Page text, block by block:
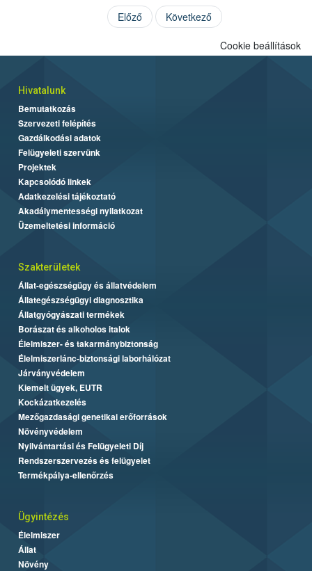
Előző Következő
Cookie beállítások
Hivatalunk
Bemutatkozás
Szervezeti felépítés
Gazdálkodási adatok
Felügyeleti szervünk
Projektek
Kapcsolódó linkek
Adatkezelési tájékoztató
Akadálymentességi nyilatkozat
Üzemeltetési információ
Szakterületek
Állat-egészségügy és állatvédelem
Állategészségügyi diagnosztika
Állatgyógyászati termékek
Borászat és alkoholos italok
Élelmiszer- és takarmánybiztonság
Élelmiszerlánc-biztonsági laborhálózat
Járványvédelem
Kiemelt ügyek, EUTR
Kockázatkezelés
Mezőgazdasági genetikai erőforrások
Növényvédelem
Nyilvántartási és Felügyeleti Díj
Rendszerszervezés és felügyelet
Termékpálya-ellenőrzés
Ügyintézés
Élelmiszer
Állat
Növény